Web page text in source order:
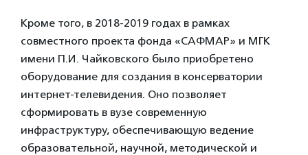
Кроме того, в 2018-2019 годах в рамках
совместного проекта фонда «САФМАР» и МГК
имени П.И. Чайковского было приобретено
оборудование для создания в консерватории
интернет-телевидения. Оно позволяет
сформировать в вузе современную
инфраструктуру, обеспечивающую ведение
образовательной, научной, методической и